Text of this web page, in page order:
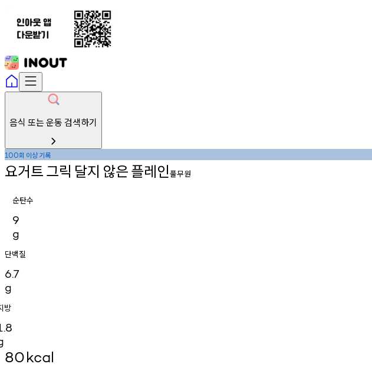
음식 또는 운동 검색하기
100회 이상기록
요거트그릭 달지 않은플레인풀무원
순탄수
9
g
단백질
6.7
g
방
80kcal